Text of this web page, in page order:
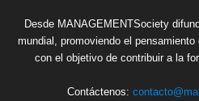
Desde MANAGEMENTSociety
mundial, promoviendo el
con el objetivo de contribuir a la
Contáctenos: